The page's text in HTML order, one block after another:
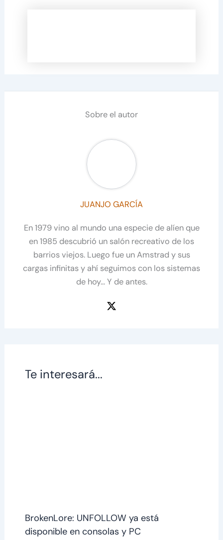
Sobre el autor
JUANJO GARCÍA
En 1979 vino al mundo una especie de alíen que
en 1985 descubrió un salón recreativo de los
barrios viejos. Luego fue un Amstrad y sus
cargas infinitas y ahí seguimos con los sistemas
de hoy... Y de antes.
Te interesará...
BrokenLore: UNFOLLOW ya está
disponible en consolas y PC